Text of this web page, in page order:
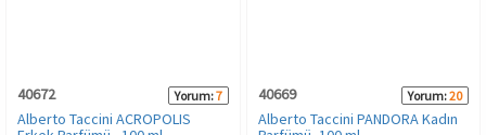
40672 Yorum:7
Alberto Taccini ACROPOLIS
40669 Yorum:20
Alberto Taccini PANDORA Kadın